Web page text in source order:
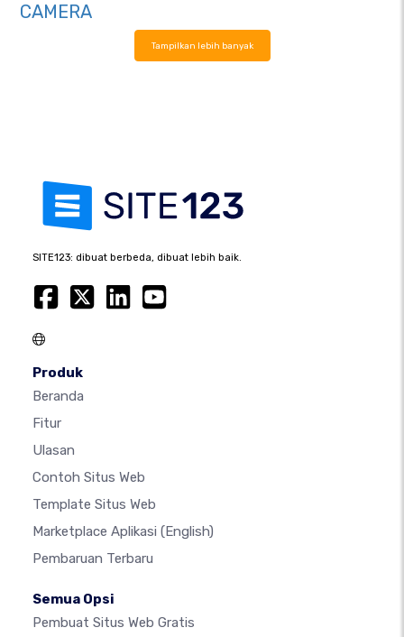
CAMERA
Tampilkan lebih banyak
SITE123: dibuat berbeda, dibuat lebih baik.
Produk
Beranda
Fitur
Ulasan
Contoh Situs Web
Template Situs Web
Marketplace Aplikasi (English)
Pembaruan Terbaru
Semua Opsi
Pembuat Situs Web Gratis